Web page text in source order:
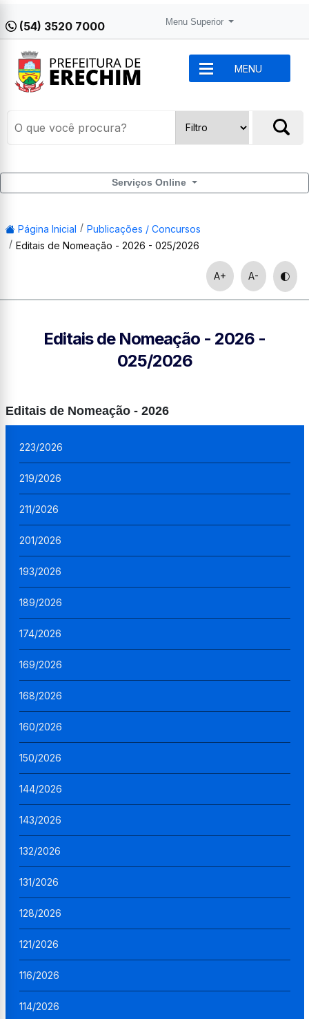
(54) 3520 7000 Menu Superior
MENU
Serviços Online
Página Inicial
Publicações / Concursos
Editais de Nomeação - 2026 - 025/2026
A+ A-
Editais de Nomeação - 2026 -
025/2026
Editais de Nomeação - 2026
223/2026
219/2026
211/2026
201/2026
193/2026
189/2026
174/2026
169/2026
168/2026
160/2026
150/2026
144/2026
143/2026
132/2026
131/2026
128/2026
121/2026
116/2026
114/2026